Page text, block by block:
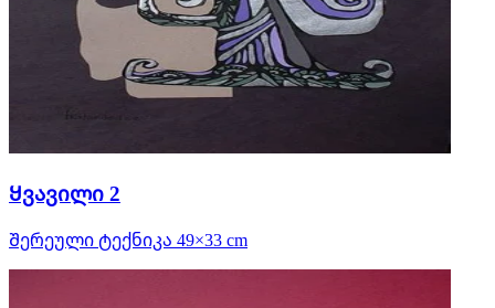
Ყვავილი 2
Შერეული ტექნიკა 49×33 cm